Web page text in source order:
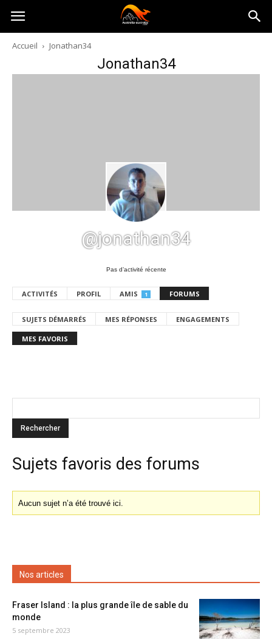
Australia-
australie.com
Accueil Jonathan34
Jonathan34
@jonathan34
Pas d’activité récente
ACTIVITÉS PROFIL AMIS 1 FORUMS
SUJETS DÉMARRÉS MES RÉPONSES ENGAGEMENTS
MES FAVORIS
Sujets favoris des forums
Aucun sujet n’a été trouvé ici.
Nos articles
Fraser Island : la plus grande île de sable du
monde
5 septembre 2023